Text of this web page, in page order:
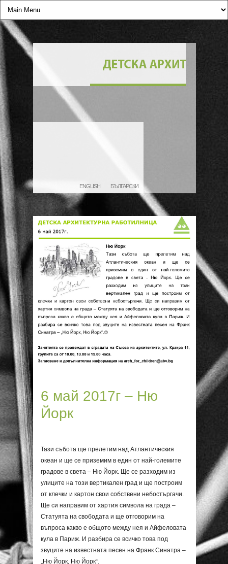
ENGLISH БЪЛГАРСКИ
6 май 2017г – Ню
Йорк
Тази събота ще прелетим над Атлантическия
океан и ще се приземим в един от най-големите
градове в света – Ню Йорк. Ще се разходим из
улиците на този вертикален град и ще построим
от клечки и картон свои собствени небостъргачи.
Ще си направим от хартия символа на града –
Статуята на свободата и ще отговорим на
въпроса какво е общото между нея и Айфеловата
кула в Париж. И разбира се всичко това под
звуците на известната песен на Франк Синатра –
„Ню Йорк, Ню Йорк“.